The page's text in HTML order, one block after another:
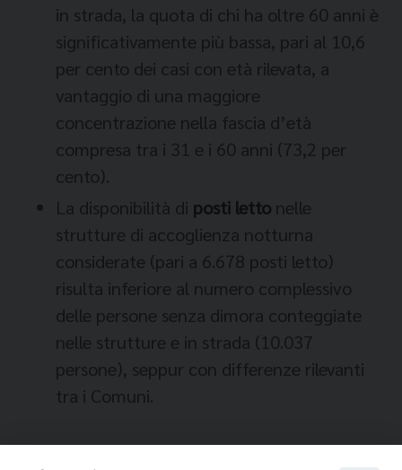
in strada, la quota di chi ha oltre 60 anni è
significativamente più bassa, pari al 10,6
per cento dei casi con età rilevata, a
vantaggio di una maggiore
concentrazione nella fascia d’età
compresa tra i 31 e i 60 anni (73,2 per
cento).
La disponibilità di posti letto nelle
strutture di accoglienza notturna
considerate (pari a 6.678 posti letto)
risulta inferiore al numero complessivo
delle persone senza dimora conteggiate
nelle strutture e in strada (10.037
persone), seppur con differenze rilevanti
tra i Comuni.